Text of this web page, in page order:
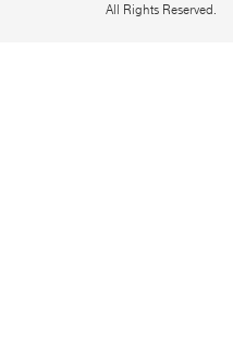
All Rights Reserved.